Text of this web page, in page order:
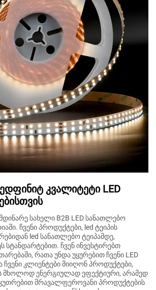
კვალიტეტი LED
სახელი B2B LED სანათლებო
ჩვენი პროდუქტები, led ტეიპის
led სანათლებო ტეიპამდე,
სტანდარტებით. ჩვენ ინვესტირებთ
რათა უნდა უყურებით ჩვენი LED
კლიენტები მიიღონ პროდუქტები,
მხოლოდ ენერგიულად ეფექტიური, არამედ
მრავალფეროვანი პროდუქტების